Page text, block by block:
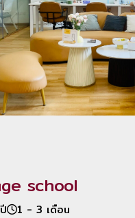
school
1 - 3 เดือน